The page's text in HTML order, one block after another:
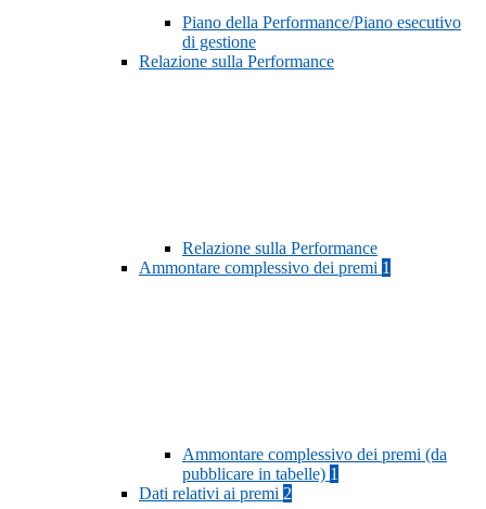
Piano della Performance/Piano esecutivo
di gestione
Relazione sulla Performance
Relazione sulla Performance
Ammontare complessivo dei premi 1
Ammontare complessivo dei premi (da
pubblicare in tabelle) 1
Dati relativi ai premi 2